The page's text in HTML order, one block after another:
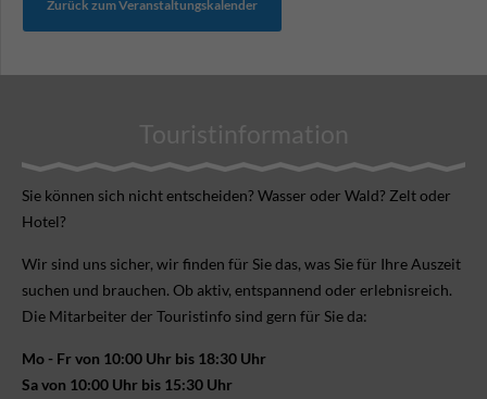
Zurück zum Veranstaltungskalender
Touristinformation
Sie können sich nicht ent­scheiden? Wasser oder Wald? Zelt oder
Hotel?
Wir sind uns sicher, wir finden für Sie das, was Sie für Ihre Aus­zeit
suchen und brauchen. Ob aktiv, ent­spannend oder erlebnis­reich.
Die Mitarbeiter der Touristinfo sind gern für Sie da:
Mo - Fr von 10:00 Uhr bis 18:30 Uhr
Sa von 10:00 Uhr bis 15:30 Uhr